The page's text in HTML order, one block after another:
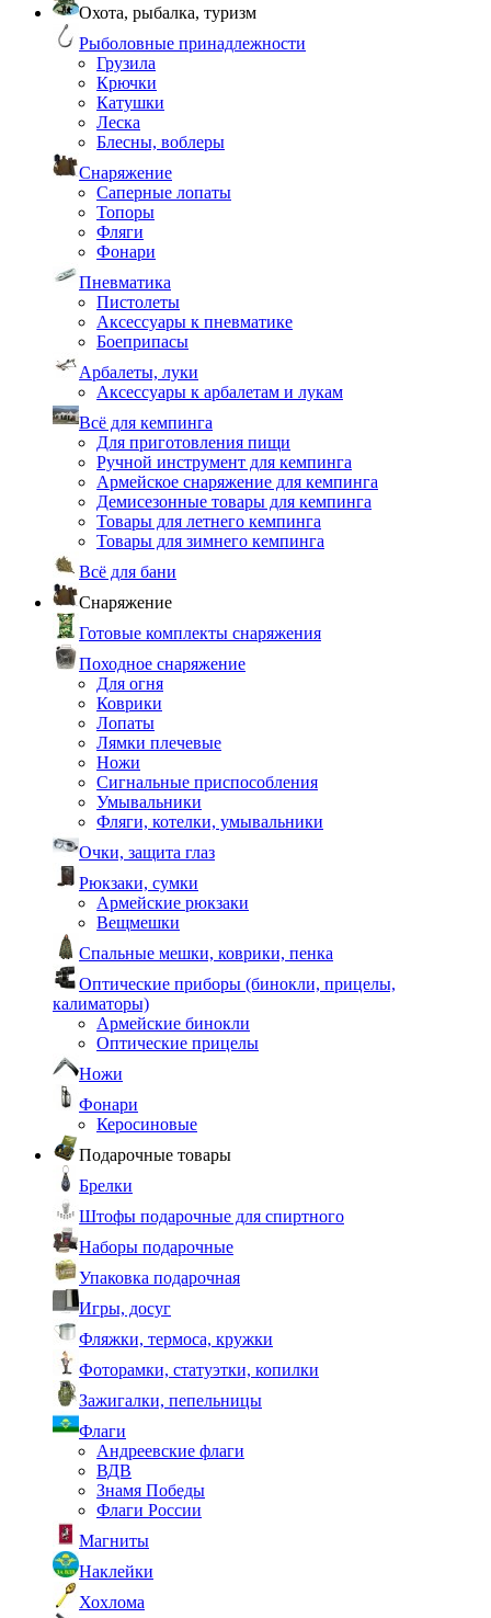
Охота, рыбалка, туризм
Рыболовные принадлежности
Грузила
Крючки
Катушки
Леска
Блесны, воблеры
Снаряжение
Саперные лопаты
Топоры
Фляги
Фонари
Пневматика
Пистолеты
Аксессуары к пневматике
Боеприпасы
Арбалеты, луки
Аксессуары к арбалетам и лукам
Всё для кемпинга
Для приготовления пищи
Ручной инструмент для кемпинга
Армейское снаряжение для кемпинга
Демисезонные товары для кемпинга
Товары для летнего кемпинга
Товары для зимнего кемпинга
Всё для бани
Снаряжение
Готовые комплекты снаряжения
Походное снаряжение
Для огня
Коврики
Лопаты
Лямки плечевые
Ножи
Сигнальные приспособления
Умывальники
Фляги, котелки, умывальники
Очки, защита глаз
Рюкзаки, сумки
Армейские рюкзаки
Вещмешки
Спальные мешки, коврики, пенка
Оптические приборы (бинокли, прицелы,
калиматоры)
Армейские бинокли
Оптические прицелы
Ножи
Фонари
Керосиновые
Подарочные товары
Брелки
Штофы подарочные для спиртного
Наборы подарочные
Упаковка подарочная
Игры, досуг
Фляжки, термоса, кружки
Фоторамки, статуэтки, копилки
Зажигалки, пепельницы
Флаги
Андреевские флаги
ВДВ
Знамя Победы
Флаги России
Магниты
Наклейки
Хохлома